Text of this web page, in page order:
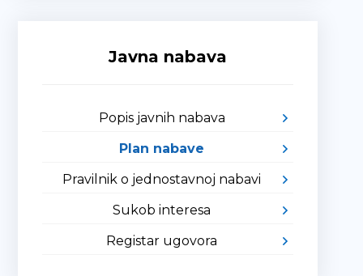
Javna nabava
Popis javnih nabava
Plan nabave
Pravilnik o jednostavnoj nabavi
Sukob interesa
Registar ugovora